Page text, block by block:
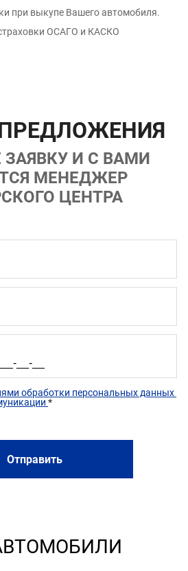
при выкупе Вашего автомобиля.
ОСАГО и КАСКО
ЗАЯВКУ И С ВАМИ
МЕНЕДЖЕР
ЦЕНТРА
обработки персональных данных
*
Отправить